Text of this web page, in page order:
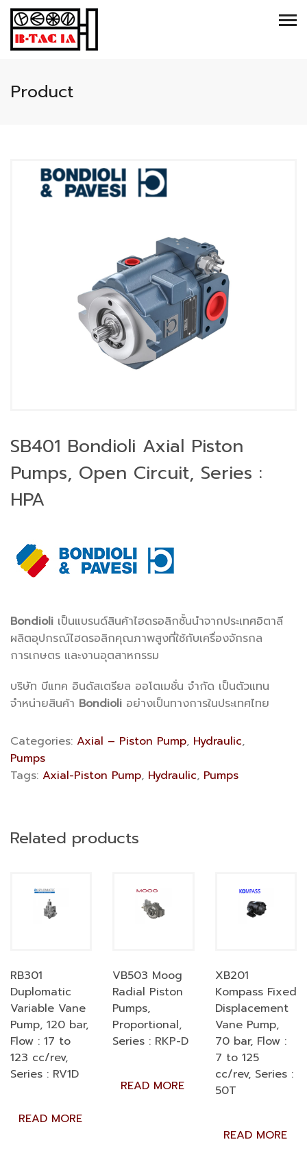
Product
SB401 Bondioli Axial Piston
Pumps, Open Circuit, Series :
HPA
Bondioli เป็นแบรนด์สินค้าไฮดรอลิกชั้นนำจากประเทศอิตาลี
ผลิตอุปกรณ์ไฮดรอลิกคุณภาพสูงที่ใช้กับเครื่องจักรกล
การเกษตร และงานอุตสาหกรรม
บริษัท บีแทค อินดัสเตรียล ออโตเมชั่น จำกัด เป็นตัวแทน
จำหน่ายสินค้า Bondioli อย่างเป็นทางการในประเทศไทย
Categories: Axial – Piston Pump, Hydraulic,
Pumps
Tags: Axial-Piston Pump, Hydraulic, Pumps
Related products
RB301
Duplomatic
Variable Vane
Pump, 120 bar,
Flow : 17 to
123 cc/rev,
Series : RV1D
READ MORE
VB503 Moog
Radial Piston
Pumps,
Proportional,
Series : RKP-D
READ MORE
XB201
Kompass Fixed
Displacement
Vane Pump,
70 bar, Flow :
7 to 125
cc/rev, Series :
50T
READ MORE